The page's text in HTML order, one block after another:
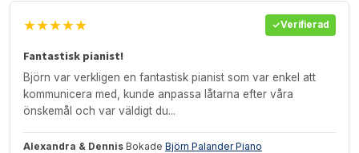
★★★★★ Verifierad
Fantastisk pianist!
Björn var verkligen en fantastisk pianist som var enkel att
kommunicera med, kunde anpassa låtarna efter våra
önskemål och var väldigt du...
Alexandra & Dennis Bokade Björn Palander Piano